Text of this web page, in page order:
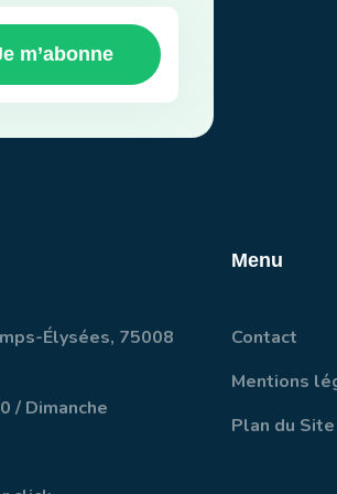
m’abonne
Élysées, 75008
/ Dimanche
Menu
Contact
Mentions
Plan du Site